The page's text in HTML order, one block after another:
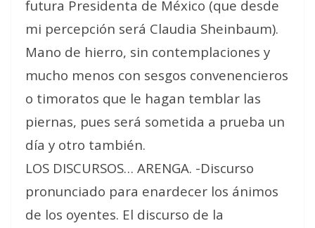
futura Presidenta de México (que desde
mi percepción será Claudia Sheinbaum).
Mano de hierro, sin contemplaciones y
mucho menos con sesgos convenencieros
o timoratos que le hagan temblar las
piernas, pues será sometida a prueba un
día y otro también.
LOS DISCURSOS… ARENGA. -Discurso
pronunciado para enardecer los ánimos
de los oyentes. El discurso de la